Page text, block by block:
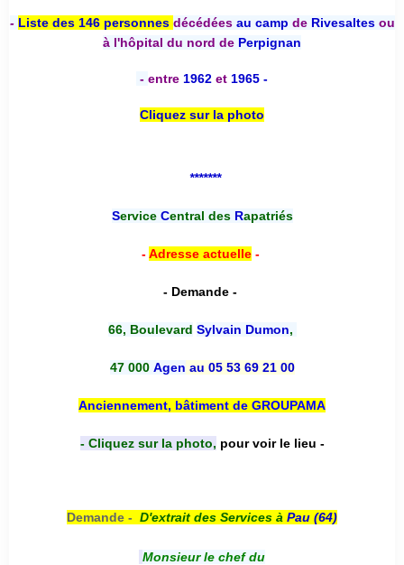
- Liste des 146 personnes décédées au camp deRivesaltesou
à l'hôpital du nord de Perpignan
- entre 1962 et 1965 -
Cliquez sur la photo
*******
Service Central desRapatriés
-Adresse actuelle-
- Demande -
66, Boulevard Sylvain Dumon,
47 000 Agen au 05 53 69 21 00
Anciennement, bâtiment de GROUPAMA
- Cliquez sur la photo, pour voir le lieu -
Demande - D'extrait des Services à Pau (64)
Monsieur le chef du